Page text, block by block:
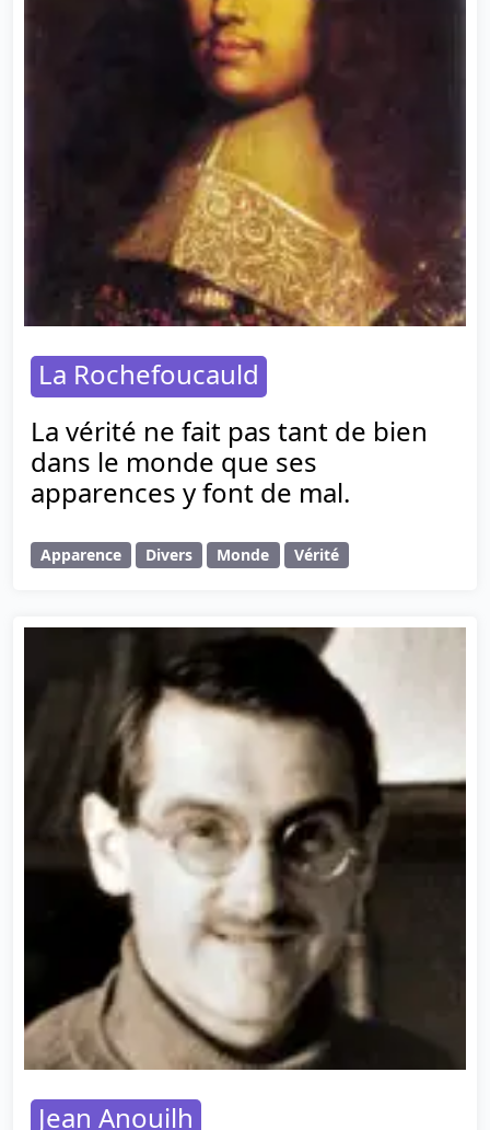
La Rochefoucauld
La vérité ne fait pas tant de bien
dans le monde que ses
apparences y font de mal.
Apparence Divers Monde Vérité
Jean Anouilh